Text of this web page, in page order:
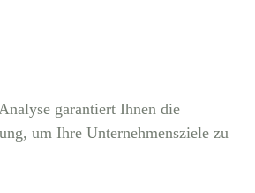
garantiert Ihnen die
um Ihre Unternehmensziele zu